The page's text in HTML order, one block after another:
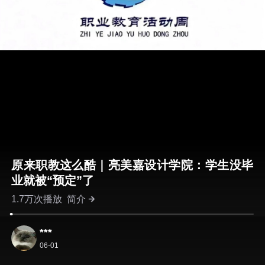
原来职教这么酷｜亮美嘉设计学院：学生没毕
业就被“预定”了
1.7万次播放简介
***
06-01